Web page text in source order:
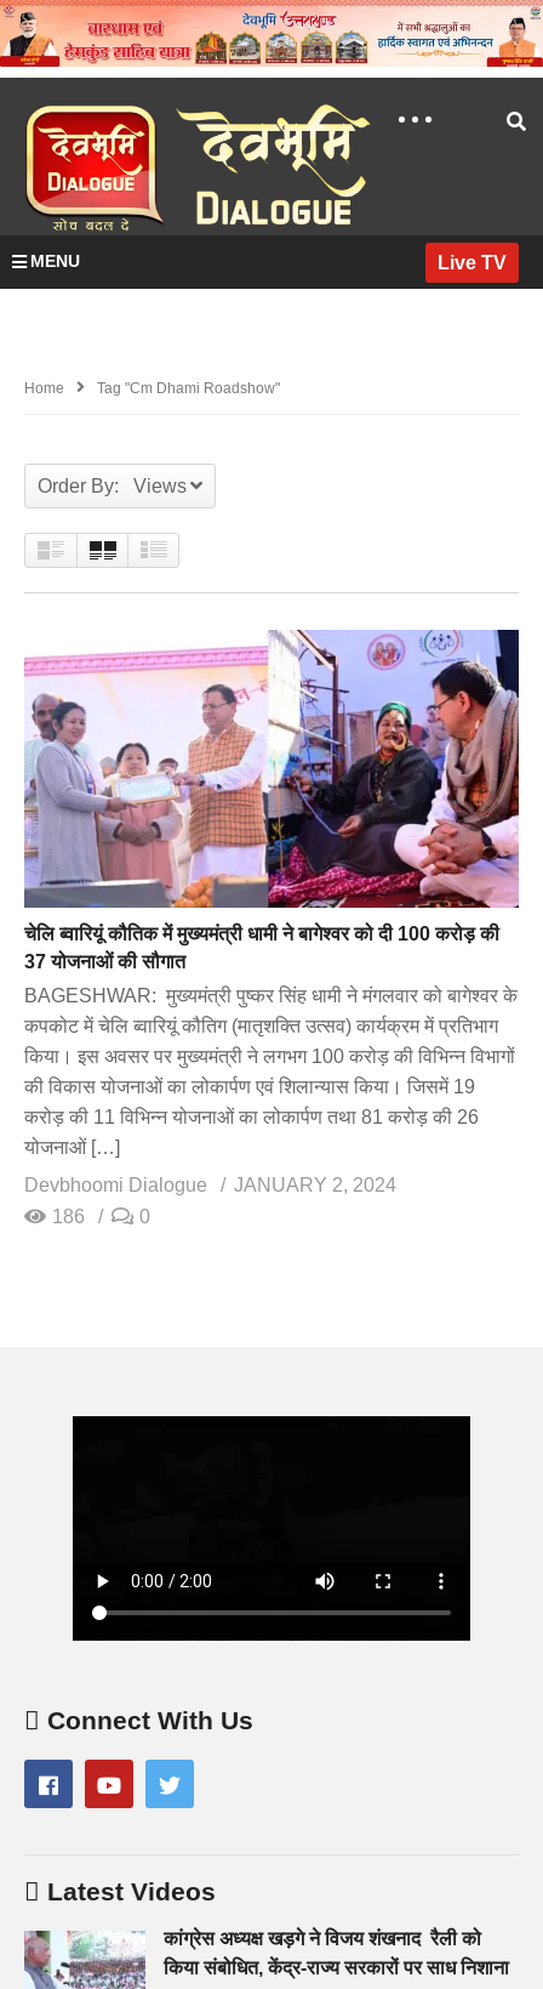
MENU Live TV
Home Tag "cm Dhami Roadshow"
Order By: Views
चेलि ब्वारियूं कौतिक में मुख्यमंत्री धामी ने बागेश्वर को दी 100 करोड़ की
37 योजनाओं की सौगात
BAGESHWAR: मुख्यमंत्री पुष्कर सिंह धामी ने मंगलवार को बागेश्वर के
कपकोट में चेलि ब्वारियूं कौतिग (मातृशक्ति उत्सव) कार्यक्रम में प्रतिभाग
किया। इस अवसर पर मुख्यमंत्री ने लगभग 100 करोड़ की विभिन्न विभागों
की विकास योजनाओं का लोकार्पण एवं शिलान्यास किया। जिसमें 19
करोड़ की 11 विभिन्न योजनाओं का लोकार्पण तथा 81 करोड़ की 26
योजनाओं […]
Devbhoomi Dialogue
JANUARY 2, 2024
186
0
Connect With Us
Latest Videos
कांग्रेस अध्यक्ष खड़गे ने विजय शंखनाद रैली को
किया संबोधित, केंद्र-राज्य सरकारों पर साध निशाना